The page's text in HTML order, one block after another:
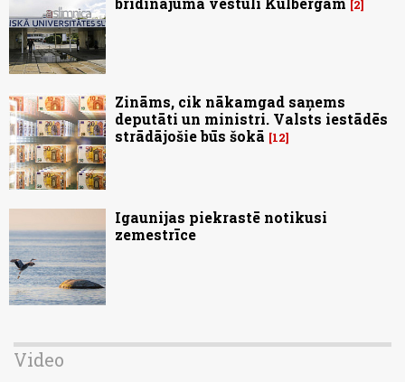
2
Zināms, cik nākamgad saņems
deputāti un ministri. Valsts iestādēs
strādājošie būs šokā
12
Igaunijas piekrastē notikusi
zemestrīce
Video